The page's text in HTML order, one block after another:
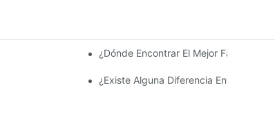
Retorno De La Inversión Y Eficiencia.
¿Dónde Encontrar El Mejor Fabricante
¿Existe Alguna Diferencia Entre Las